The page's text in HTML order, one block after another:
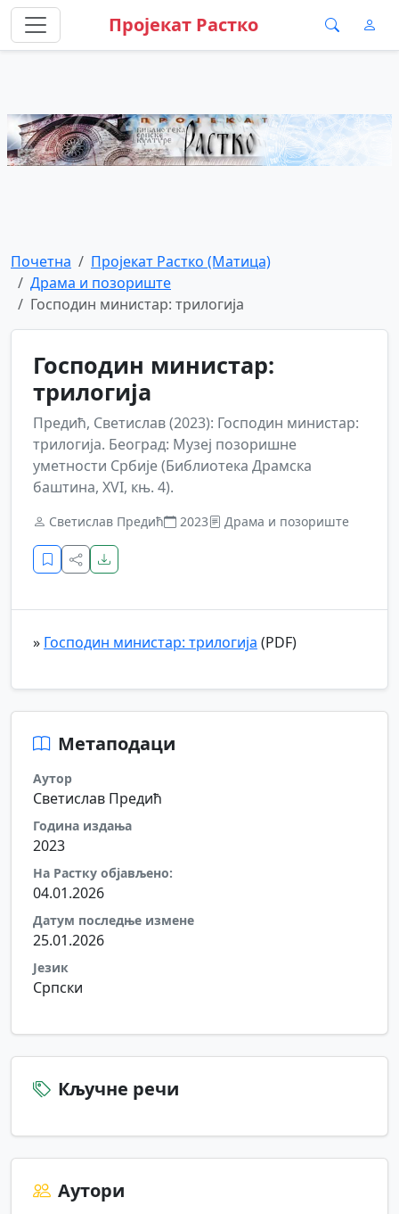
Пројекат Растко
Почетна
Пројекат Растко (Матица)
Драма и позориште
Господин министар: трилогија
Господин министар:
трилогија
Предић, Светислав (2023): Господин министар:
трилогија. Београд: Музеј позоришне
уметности Србије (Библиотека Драмска
баштина, XVI, књ. 4).
Светислав Предић 2023 Драма и позориште
» Господин министар: трилогија (PDF)
Метаподаци
Аутор
Светислав Предић
Година издања
2023
На Растку објављено:
04.01.2026
Датум последње измене
25.01.2026
Језик
Српски
Кључне речи
Аутори